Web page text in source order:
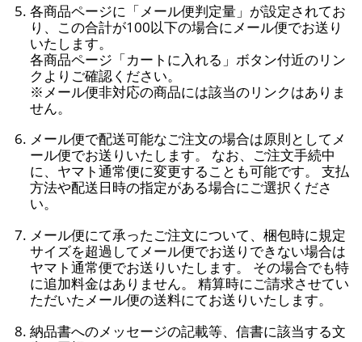
各商品ページに「メール便判定量」が設定されてお
り、この合計が100以下の場合にメール便でお送り
いたします。
各商品ページ「カートに入れる」ボタン付近のリン
クよりご確認ください。
※メール便非対応の商品には該当のリンクはありま
せん。
メール便で配送可能なご注文の場合は原則としてメ
ール便でお送りいたします。 なお、ご注文手続中
に、ヤマト通常便に変更することも可能です。 支払
方法や配送日時の指定がある場合にご選択くださ
い。
メール便にて承ったご注文について、梱包時に規定
サイズを超過してメール便でお送りできない場合は
ヤマト通常便でお送りいたします。 その場合でも特
に追加料金はありません。 精算時にご請求させてい
ただいたメール便の送料にてお送りいたします。
納品書へのメッセージの記載等、信書に該当する文